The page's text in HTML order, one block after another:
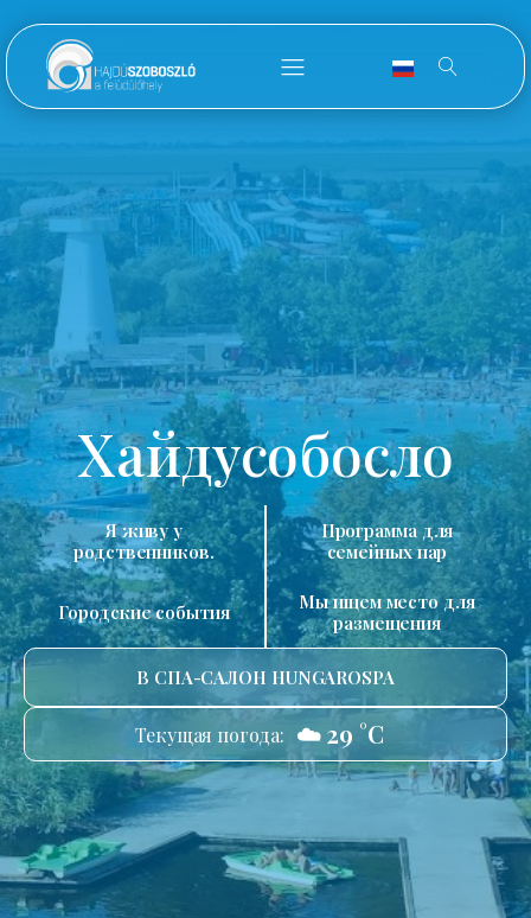
Хайдусобосло
Я живу у
родственников.
Программа для
семейных пар
Городские события
Мы ищем место для
размещения
В СПА-САЛОН HUNGAROSPA
Текущая погода: ☁️ 29 °C